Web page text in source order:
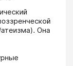
Она